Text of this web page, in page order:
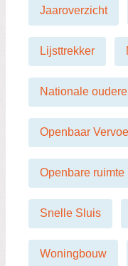
Jaaroverzicht
Lijsttrekker
Nationale
Openbaar
Openbare ruimte
Snelle Sluis
Woningbouw